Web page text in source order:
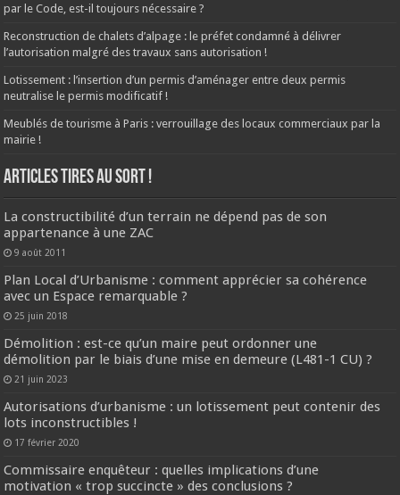
par le Code, est-il toujours nécessaire ?
Reconstruction de chalets d’alpage : le préfet condamné à délivrer
l’autorisation malgré des travaux sans autorisation !
Lotissement : l’insertion d’un permis d’aménager entre deux permis
neutralise le permis modificatif !
Meublés de tourisme à Paris : verrouillage des locaux commerciaux par la
mairie !
ARTICLES TIRES AU SORT !
La constructibilité d’un terrain ne dépend pas de son
appartenance à une ZAC
9 août 2011
Plan Local d’Urbanisme : comment apprécier sa cohérence
avec un Espace remarquable ?
25 juin 2018
Démolition : est-ce qu’un maire peut ordonner une
démolition par le biais d’une mise en demeure (L481-1 CU) ?
21 juin 2023
Autorisations d’urbanisme : un lotissement peut contenir des
lots inconstructibles !
17 février 2020
Commissaire enquêteur : quelles implications d’une
motivation « trop succincte » des conclusions ?